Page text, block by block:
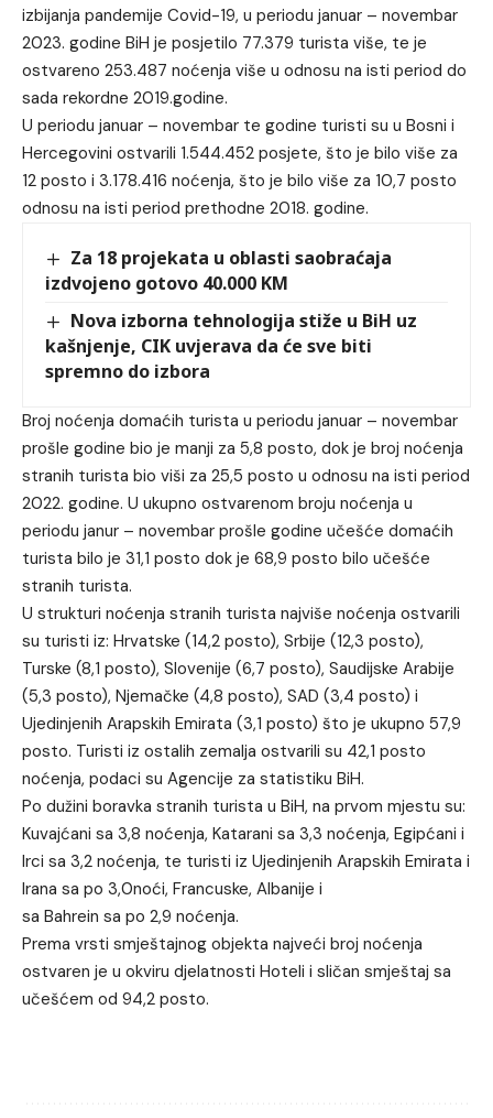
izbijanja pandemije Covid-19, u periodu januar – novembar
2023. godine BiH je posjetilo 77.379 turista više, te je
ostvareno 253.487 noćenja više u odnosu na isti period do
sada rekordne 2019.godine.
U periodu januar – novembar te godine turisti su u Bosni i
Hercegovini ostvarili 1.544.452 posjete, što je bilo više za
12 posto i 3.178.416 noćenja, što je bilo više za 10,7 posto
odnosu na isti period prethodne 2018. godine.
Za 18 projekata u oblasti saobraćaja
izdvojeno gotovo 40.000 KM
Nova izborna tehnologija stiže u BiH uz
kašnjenje, CIK uvjerava da će sve biti
spremno do izbora
Broj noćenja domaćih turista u periodu januar – novembar
prošle godine bio je manji za 5,8 posto, dok je broj noćenja
stranih turista bio viši za 25,5 posto u odnosu na isti period
2022. godine. U ukupno ostvarenom broju noćenja u
periodu janur – novembar prošle godine učešće domaćih
turista bilo je 31,1 posto dok je 68,9 posto bilo učešće
stranih turista.
U strukturi noćenja stranih turista najviše noćenja ostvarili
su turisti iz: Hrvatske (14,2 posto), Srbije (12,3 posto),
Turske (8,1 posto), Slovenije (6,7 posto), Saudijske Arabije
(5,3 posto), Njemačke (4,8 posto), SAD (3,4 posto) i
Ujedinjenih Arapskih Emirata (3,1 posto) što je ukupno 57,9
posto. Turisti iz ostalih zemalja ostvarili su 42,1 posto
noćenja, podaci su Agencije za statistiku BiH.
Po dužini boravka stranih turista u BiH, na prvom mjestu su:
Kuvajćani sa 3,8 noćenja, Katarani sa 3,3 noćenja, Egipćani i
Irci sa 3,2 noćenja, te turisti iz Ujedinjenih Arapskih Emirata i
Irana sa po 3,0noći, Francuske, Albanije i
sa Bahrein sa po 2,9 noćenja.
Prema vrsti smještajnog objekta najveći broj noćenja
ostvaren je u okviru djelatnosti Hoteli i sličan smještaj sa
učešćem od 94,2 posto.